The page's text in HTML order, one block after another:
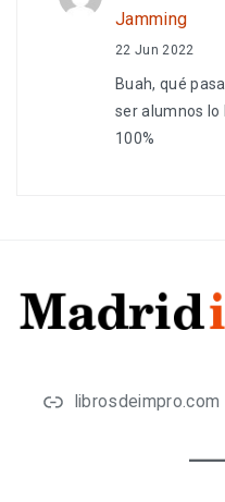
Jamming
22 Jun 2022
Buah, qué
ser alumnos lo
100%
librosdeimpro.com